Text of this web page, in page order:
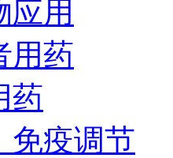
应用
用药
药
免疫调节